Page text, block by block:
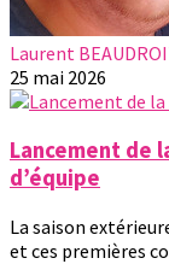
Laurent
25 mai 2026
Lancement de
d’équipe
La saison
et ces premières